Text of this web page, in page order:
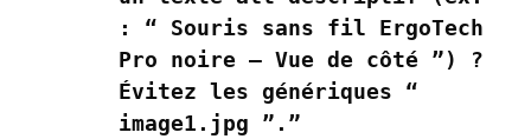
: “ Souris sans fil ErgoTech
Pro noire – Vue de côté ”) ?
Évitez les génériques “
image1.jpg ”.”